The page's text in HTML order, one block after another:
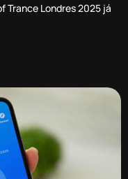
Trance Londres 2025 já